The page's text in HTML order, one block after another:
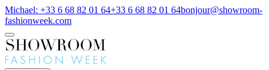
Michael: +33 6 68 82 01 64+33 6 68 82 01 64bonjour@showroom-
fashionweek.com